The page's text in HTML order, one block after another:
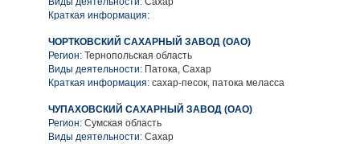
Краткая информация:
ЧОРТКОВСКИЙ САХАРНЫЙ ЗАВОД (ОАО)
Регион: Тернопольская область
Виды деятельности: Патока, Сахар
Краткая информация: сахар-песок, патока меласса
ЧУПАХОВСКИЙ САХАРНЫЙ ЗАВОД (ОАО)
Регион: Сумская область
Виды деятельности: Сахар